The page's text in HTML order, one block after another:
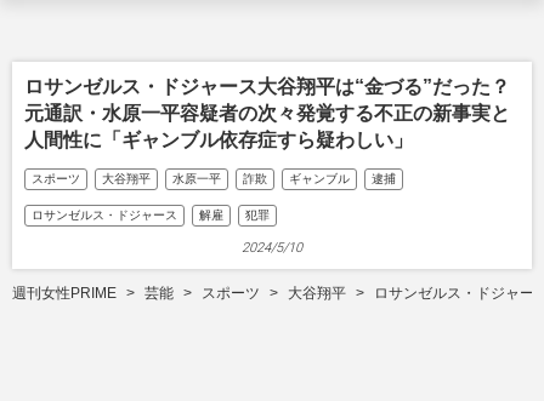
ロサンゼルス・ドジャース大谷翔平は“金づる”だった？
元通訳・水原一平容疑者の次々発覚する不正の新事実と
人間性に「ギャンブル依存症すら疑わしい」
スポーツ 大谷翔平 水原一平 詐欺 ギャンブル 逮捕
ロサンゼルス・ドジャース 解雇 犯罪
2024/5/10
週刊女性PRIME 芸能 スポーツ 大谷翔平 ロサンゼルス・ドジャー